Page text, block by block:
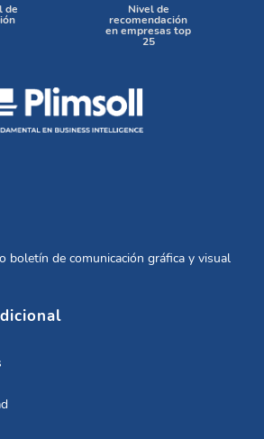
de Nivel de
recomendación
en empresas top
25
boletín de comunicación gráfica y visual